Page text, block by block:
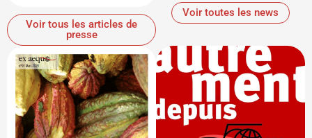
Voir tous les articles de
presse
Voir toutes les news